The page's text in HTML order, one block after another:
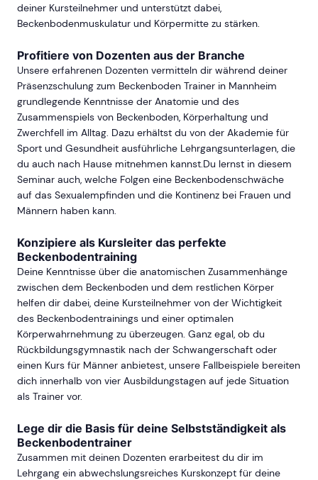
deiner Kursteilnehmer und unterstützt dabei,
Beckenbodenmuskulatur und Körpermitte zu stärken.
Profitiere von Dozenten aus der Branche
Unsere erfahrenen Dozenten vermitteln dir während deiner
Präsenzschulung zum Beckenboden Trainer in Mannheim
grundlegende Kenntnisse der Anatomie und des
Zusammenspiels von Beckenboden, Körperhaltung und
Zwerchfell im Alltag. Dazu erhältst du von der Akademie für
Sport und Gesundheit ausführliche Lehrgangsunterlagen, die
du auch nach Hause mitnehmen kannst.Du lernst in diesem
Seminar auch, welche Folgen eine Beckenbodenschwäche
auf das Sexualempfinden und die Kontinenz bei Frauen und
Männern haben kann.
Konzipiere als Kursleiter das perfekte
Beckenbodentraining
Deine Kenntnisse über die anatomischen Zusammenhänge
zwischen dem Beckenboden und dem restlichen Körper
helfen dir dabei, deine Kursteilnehmer von der Wichtigkeit
des Beckenbodentrainings und einer optimalen
Körperwahrnehmung zu überzeugen. Ganz egal, ob du
Rückbildungsgymnastik nach der Schwangerschaft oder
einen Kurs für Männer anbietest, unsere Fallbeispiele bereiten
dich innerhalb von vier Ausbildungstagen auf jede Situation
als Trainer vor.
Lege dir die Basis für deine Selbstständigkeit als
Beckenbodentrainer
Zusammen mit deinen Dozenten erarbeitest du dir im
Lehrgang ein abwechslungsreiches Kurskonzept für deine